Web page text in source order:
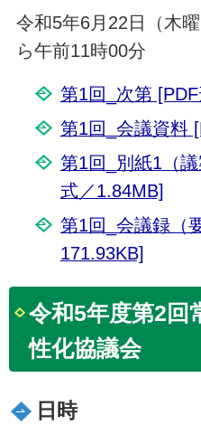
令和5年6月22日（木
ら午前11時00分
第1回_次第
第1回_会議資料
第1回_別紙1（
式／1.84MB]
第1回_会議録（
171.93KB]
令和5年度第2回
性化協議会
日時